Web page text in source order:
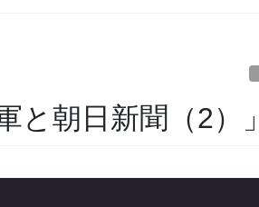
と朝日新聞（2）」